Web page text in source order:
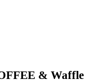
& Waffle